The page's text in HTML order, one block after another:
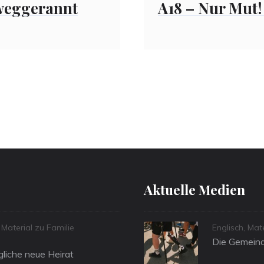
A18 – Nur
Material zu Familie
neue Heirat
Aktuelle Medien
Categories
Englisch,
Die